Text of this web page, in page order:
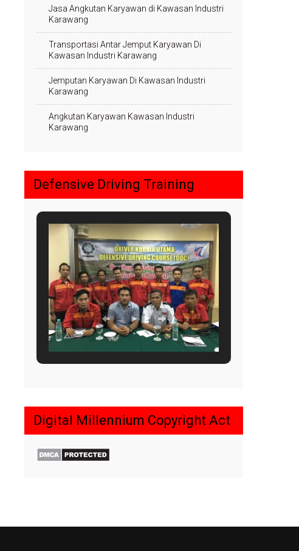
Jasa Angkutan Karyawan di Kawasan Industri
Karawang
Transportasi Antar Jemput Karyawan Di
Kawasan Industri Karawang
Jemputan Karyawan Di Kawasan Industri
Karawang
Angkutan Karyawan Kawasan Industri
Karawang
Defensive Driving Training
Digital Millennium Copyright Act